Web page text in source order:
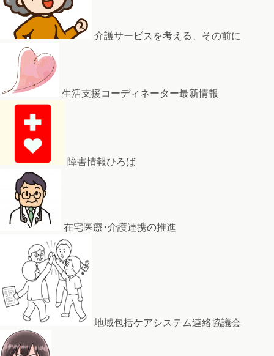
介護サービスを考える、その前に
生活支援コーディネーター最新情報
障害情報ひろば
在宅医療･介護連携の推進
地域包括ケアシステム連絡協議会